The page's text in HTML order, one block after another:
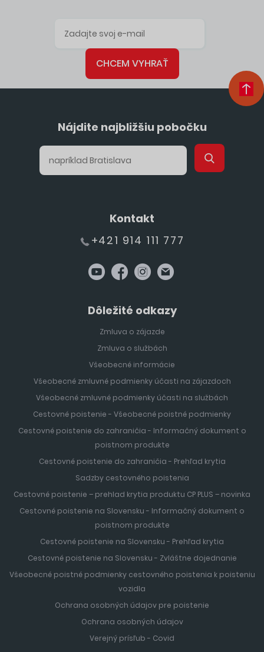
CHCEM VYHRAŤ
Nájdite najbližšiu pobočku
Kontakt
+421 914 111 777
Dôležité odkazy
Zmluva o zájazde
Zmluva o službách
Všeobecné informácie
Všeobecné zmluvné podmienky účasti na zájazdoch
Všeobecné zmluvné podmienky účasti na službách
Cestovné poistenie - Všeobecné poistné podmienky
Cestovné poistenie do zahraničia - Informačný dokument o
poistnom produkte
Cestovné poistenie do zahraničia - Prehľad krytia
Sadzby cestovného poistenia
Cestovné poistenie – prehlad krytia produktu CP PLUS – novinka
Cestovné poistenie na Slovensku - Informačný dokument o
poistnom produkte
Cestovné poistenie na Slovensku - Prehľad krytia
Cestovné poistenie na Slovensku - Zvláštne dojednanie
Všeobecné poistné podmienky cestovného poistenia k poisteniu
vozidla
Ochrana osobných údajov pre poistenie
Ochrana osobných údajov
Verejný prísľub - Covid